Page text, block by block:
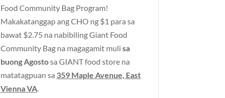
Food Community Bag Program!
Makakatanggap ang CHO ng $1 para sa
bawat $2.75 na nabibiling Giant Food
Community Bag na magagamit muli sa
buong Agostosa GIANT food store na
matatagpuan sa 359 Maple Avenue, East
Vienna VA.